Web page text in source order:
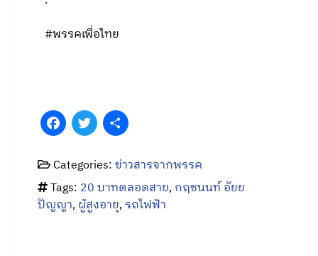
#พรรคเพื่อไทย
FacebookTwitter
Categories:ข่าวสารจากพรรค
Tags: 20 บาทตลอดสาย,กฤชนนท์ อัยย
ปัญญา,ผู้สูงอายุ,รถไฟฟ้า